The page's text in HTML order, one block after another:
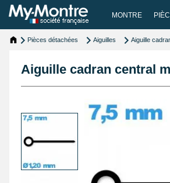
MONTRE
Pièces détachées Aiguilles Aiguille
Aiguille cadran central